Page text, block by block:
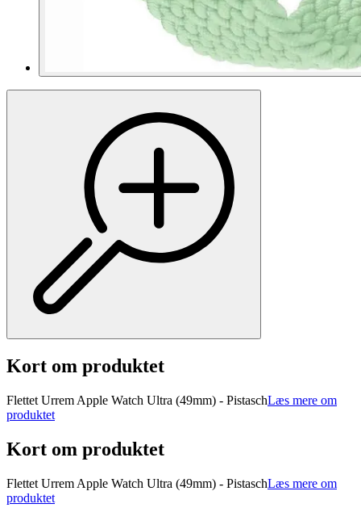
Kort om produktet
Flettet Urrem Apple Watch Ultra (49mm) - PistaschLæs mere om
produktet
Kort om produktet
Flettet Urrem Apple Watch Ultra (49mm) - PistaschLæs mere om
produktet